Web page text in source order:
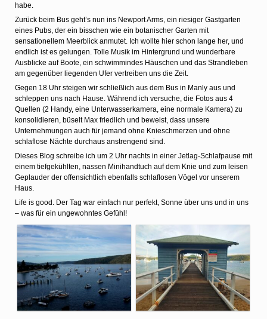
habe.
Zurück beim Bus geht’s nun ins Newport Arms, ein riesiger Gastgarten
eines Pubs, der ein bisschen wie ein botanischer Garten mit
sensationellem Meerblick anmutet. Ich wollte hier schon lange her, und
endlich ist es gelungen. Tolle Musik im Hintergrund und wunderbare
Ausblicke auf Boote, ein schwimmindes Häuschen und das Strandleben
am gegenüber liegenden Ufer vertreiben uns die Zeit.
Gegen 18 Uhr steigen wir schließlich aus dem Bus in Manly aus und
schleppen uns nach Hause. Während ich versuche, die Fotos aus 4
Quellen (2 Handy, eine Unterwasserkamera, eine normale Kamera) zu
konsolidieren, büselt Max friedlich und beweist, dass unsere
Unternehmungen auch für jemand ohne Knieschmerzen und ohne
schlaflose Nächte durchaus anstrengend sind.
Dieses Blog schreibe ich um 2 Uhr nachts in einer Jetlag-Schlafpause mit
einem tiefgekühlten, nassen Minihandtuch auf dem Knie und zum leisen
Geplauder der offensichtlich ebenfalls schlaflosen Vögel vor unserem
Haus.
Life is good. Der Tag war einfach nur perfekt, Sonne über uns und in uns
– was für ein ungewohntes Gefühl!